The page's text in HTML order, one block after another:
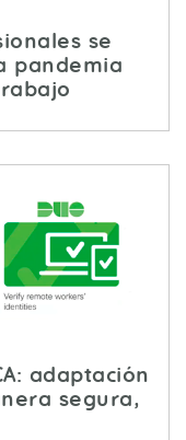
se
pandemia
adaptación
segura,